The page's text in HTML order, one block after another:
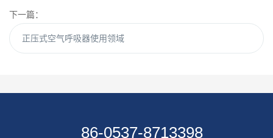
下一篇：
正压式空气呼吸器使用领域
86-0537-8713398